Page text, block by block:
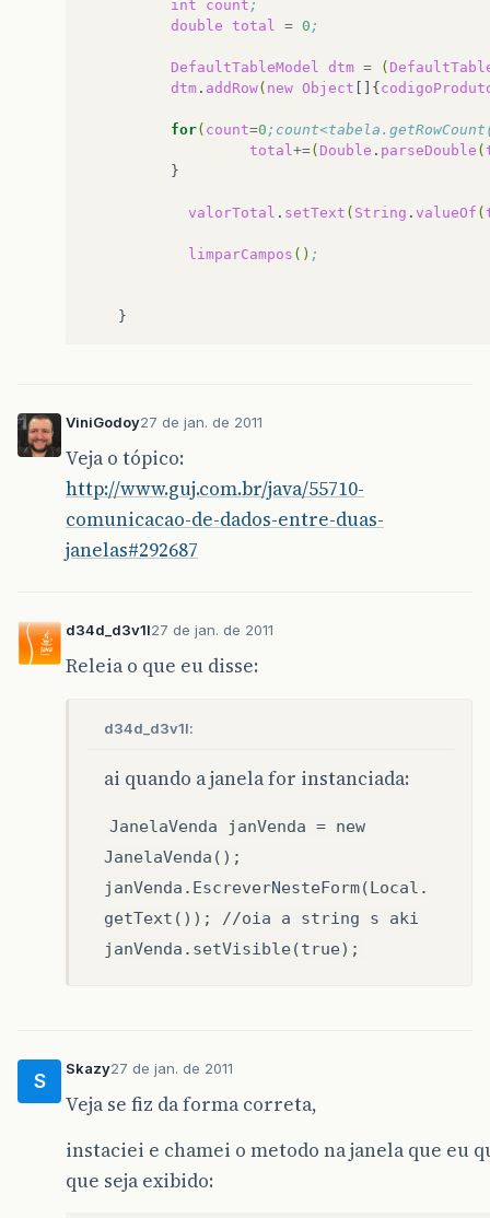
int
count ;
double total = 0 ;
DefaultTableModel dtm = (
dtm . addRow( new Object []{
for( count=0
total+=( Double . parseDouble (
valorTotal . setText ( String . valueOf (
limparCampos () ;
ViniGodoy27 de jan. de 2011
Veja o tópico:
http://www.guj.com.br/java/55710-
comunicacao-de-dados-entre-duas-
janelas#292687
d34d_d3v1l27 de jan. de 2011
Releia o que eu disse:
d34d_d3v1l:
ai quando a janela for instanciada:
JanelaVenda janVenda = new
JanelaVenda();
janVenda.EscreverNesteForm(Local.
getText()); //oia a string s aki
janVenda.setVisible(true);
S
Skazy27 de jan. de 2011
Veja se fiz da forma correta,
instaciei e chamei o metodo na janela que eu
que seja exibido: